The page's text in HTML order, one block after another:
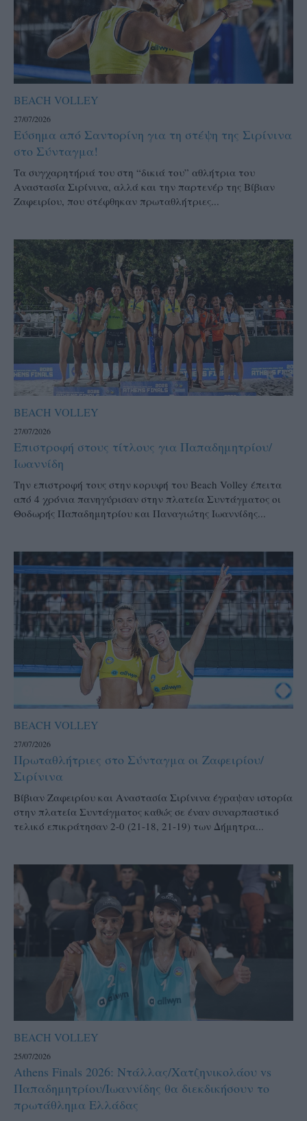
BEACH VOLLEY
27/07/2026
Εύσημα από Σαντορίνη για τη στέψη της Σιρίνινα
στο Σύνταγμα!
Τα συγχαρητήριά του στη “δικιά του” αθλήτρια του
Αναστασία Σιρίνινα, αλλά και την παρτενέρ της Βίβιαν
Ζαφειρίου, που στέφθηκαν πρωταθλήτριες...
BEACH VOLLEY
27/07/2026
Επιστροφή στους τίτλους για Παπαδημητρίου/
Ιωαννίδη
Την επιστροφή τους στην κορυφή του Beach Volley έπειτα
από 4 χρόνια πανηγύρισαν στην πλατεία Συντάγματος οι
Θοδωρής Παπαδημητρίου και Παναγιώτης Ιωαννίδης...
BEACH VOLLEY
27/07/2026
Πρωταθλήτριες στο Σύνταγμα οι Ζαφειρίου/
Σιρίνινα
Βίβιαν Ζαφειρίου και Αναστασία Σιρίνινα έγραψαν ιστορία
στην πλατεία Συντάγματος καθώς σε έναν συναρπαστικό
τελικό επικράτησαν 2-0 (21-18, 21-19) των Δήμητρα...
BEACH VOLLEY
25/07/2026
Athens Finals 2026: Ντάλλας/Χατζηνικολάου vs
Παπαδημητρίου/Ιωαννίδης θα διεκδικήσουν το
πρωτάθλημα Ελλάδας